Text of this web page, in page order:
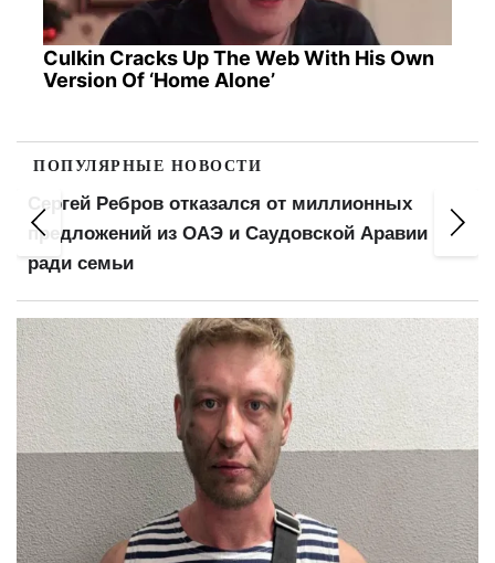
Culkin Cracks Up The Web With His Own
Version Of ‘Home Alone’
ПОПУЛЯРНЫЕ НОВОСТИ
Сергей Ребров отказался от миллионных
предложений из ОАЭ и Саудовской Аравии
ради семьи